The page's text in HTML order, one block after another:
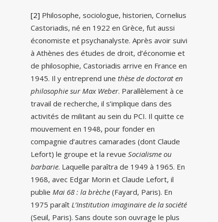
[2] Philosophe, sociologue, historien, Cornelius
Castoriadis, né en 1922 en Grèce, fut aussi
économiste et psychanalyste. Après avoir suivi
à Athènes des études de droit, d’économie et
de philosophie, Castoriadis arrive en France en
1945. Il y entreprend une thèse de doctorat en
philosophie sur Max Weber. Parallèlement à ce
travail de recherche, il s’implique dans des
activités de militant au sein du PCI. Il quitte ce
mouvement en 1948, pour fonder en
compagnie d’autres camarades (dont Claude
Lefort) le groupe et la revue Socialisme ou
barbarie. Laquelle paraîtra de 1949 à 1965. En
1968, avec Edgar Morin et Claude Lefort, il
publie Mai 68 : la brèche (Fayard, Paris). En
1975 paraît L’Institution imaginaire de la société
(Seuil, Paris). Sans doute son ouvrage le plus